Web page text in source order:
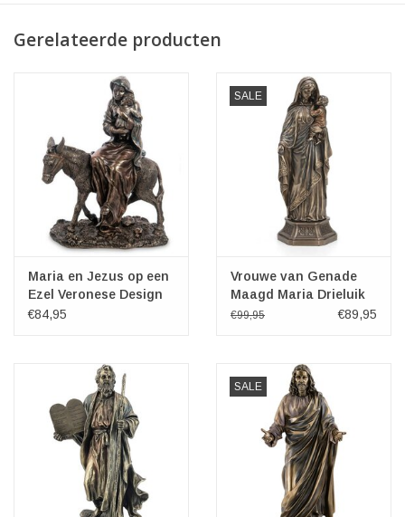
Gerelateerde producten
Maria en Jezus op een
Ezel Veronese Design
€84,95
SALE
Vrouwe van Genade
Maagd Maria Drieluik
Altaar 29cm
€99,95 €89,95
SALE